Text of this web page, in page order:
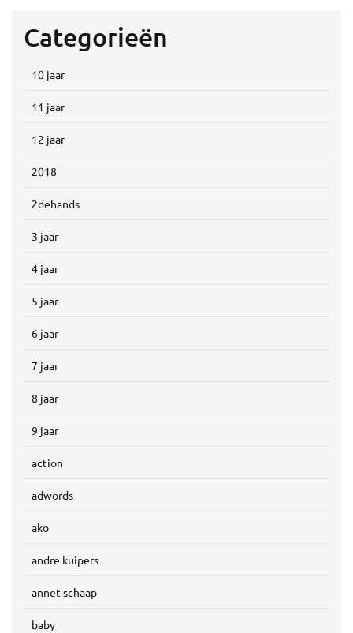
Categorieën
10 jaar
11 jaar
12 jaar
2018
2dehands
3 jaar
4 jaar
5 jaar
6 jaar
7 jaar
8 jaar
9 jaar
action
adwords
ako
andre kuipers
annet schaap
baby